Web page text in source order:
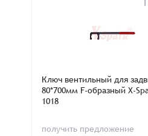
Ключ вентильный для
80*700мм F-образный X-
1018
получить предложение